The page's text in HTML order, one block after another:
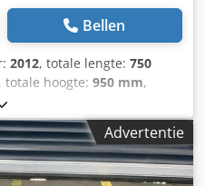
Bellen
2012, totale lengte: 750
, totale hoogte: 950 mm,
2012 Csdswgafmopfx
Nee - CE markering
Nee - Serienummer:
750mm x 750mm x
[kg]: 100kg -
Advertentie